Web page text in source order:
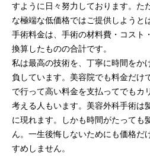
すように日々努力しております。た
な極端な低価格ではご提供しようと
手術料金は、手術の材料費・コスト
換算したものの合計です。
私は最高の技術を、丁寧に時間をか
負しています。美容院でも料金だけ
で行って高い料金を支払ってでもカ
考える人もいます。美容外科手術は
に現れます。しかも時間がたっても
ん。一生後悔しないためにも価格だ
すめしません。